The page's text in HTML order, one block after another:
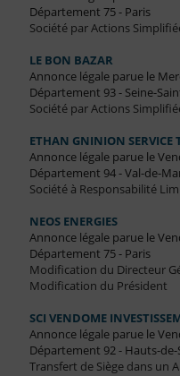
Département 75 - Paris
Société par Actions
LE BON BAZAR
Annonce légale parue le
Département 93 - Seine-
Société par Actions
ETHAN GNINION SERVICE
Annonce légale parue le
Département 94 - Val-de-
Société à Responsabilité
NEOS ENERGIES
Annonce légale parue le
Département 75 - Paris
Modification du Directeur
Modification du Président
SCI VENDOME
Annonce légale parue le
Département 92 - Hauts-de-
Transfert de Siège dans un